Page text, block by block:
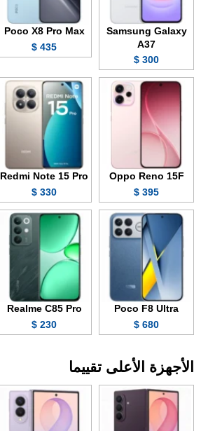
Samsung Galaxy
A37
300 $
Poco X8 Pro Max
435 $
Oppo Reno 15F
395 $
Redmi Note 15 Pro
330 $
Poco F8 Ultra
680 $
Realme C85 Pro
230 $
الأجهزة الأعلى تقييما